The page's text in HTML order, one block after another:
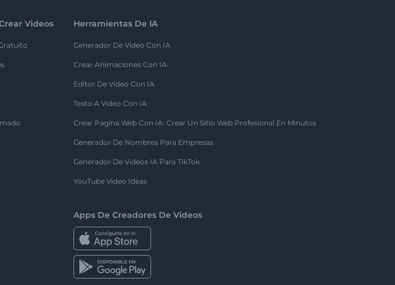
Videos Herramientas De IA
Generador De Video Con IA
Crear Animaciones Con IA
Editor De Video Con IA
Texto A Video Con IA
Crear Página Web Con IA: Crear Un Sitio Web Profesional En Minutos
Generador De Nombres Para Empresas
Generador De Videos IA Para TikTok
YouTube Video Ideas
Apps De Creadores De Videos